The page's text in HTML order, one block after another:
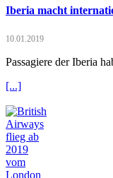
Iberia macht
10.01.2019
Passagiere der Iberia
[...]